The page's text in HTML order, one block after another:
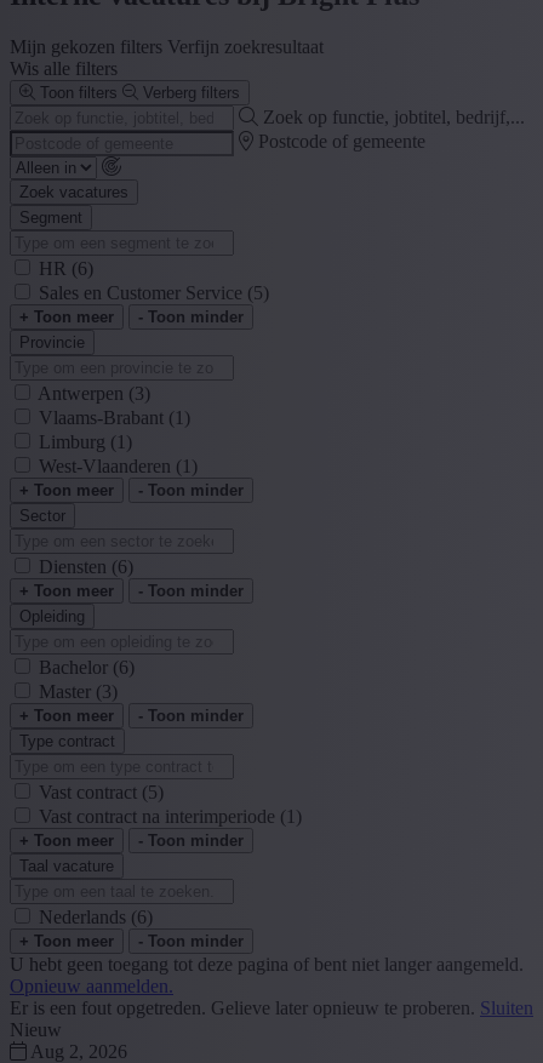
Mijn gekozen filters Verfijn zoekresultaat
Wis alle filters
Toon filters Verberg filters
Zoek op functie, jobtitel, bedrijf,...
Postcode of gemeente
Zoek vacatures
Segment
HR (6)
Sales en Customer Service (5)
+ Toon meer
- Toon minder
Provincie
Antwerpen (3)
Vlaams-Brabant (1)
Limburg (1)
West-Vlaanderen (1)
+ Toon meer
- Toon minder
Sector
Diensten (6)
+ Toon meer
- Toon minder
Opleiding
Bachelor (6)
Master (3)
+ Toon meer
- Toon minder
Type contract
Vast contract (5)
Vast contract na interimperiode (1)
+ Toon meer
- Toon minder
Taal vacature
Nederlands (6)
+ Toon meer - Toon minder
U hebt geen toegang tot deze pagina of bent niet langer aangemeld.
Opnieuw aanmelden.
Er is een fout opgetreden. Gelieve later opnieuw te proberen. Sluiten
Nieuw
Aug 2, 2026